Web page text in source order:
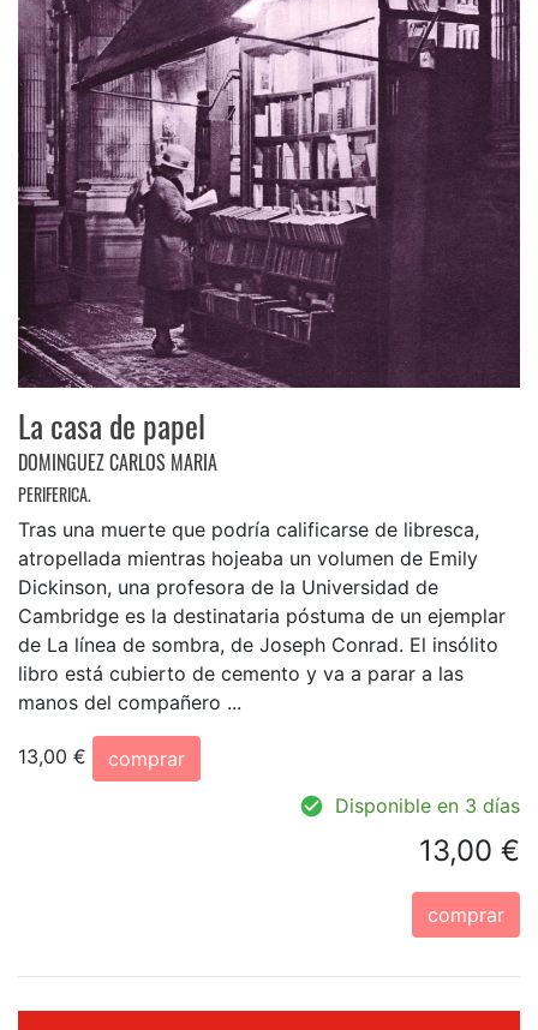
La casa de papel
DOMINGUEZ CARLOS MARIA
PERIFERICA.
Tras una muerte que podría calificarse de libresca,
atropellada mientras hojeaba un volumen de Emily
Dickinson, una profesora de la Universidad de
Cambridge es la destinataria póstuma de un ejemplar
de La línea de sombra, de Joseph Conrad. El insólito
libro está cubierto de cemento y va a parar a las
manos del compañero ...
13,00 €
comprar
Disponible en 3 días
13,00 €
comprar